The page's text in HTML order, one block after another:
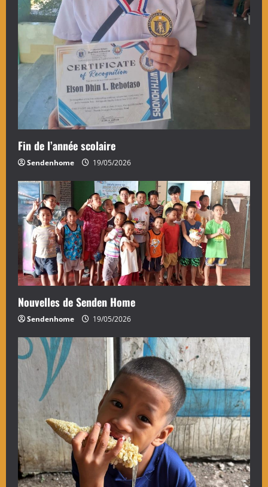
Fin de l’année scolaire
Sendenhome 19/05/2026
Nouvelles de Senden Home
Sendenhome 19/05/2026